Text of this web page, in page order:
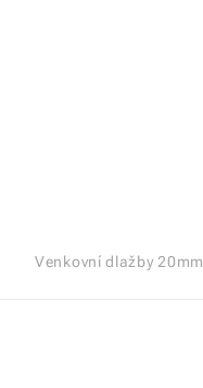
Venkovní dlažby 20mm